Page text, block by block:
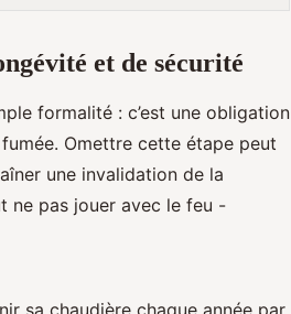
et de sécurité
formalité : c’est une obligation
Omettre cette étape peut
une invalidation de la
ne pas jouer avec le feu -
sa chaudière chaque année par